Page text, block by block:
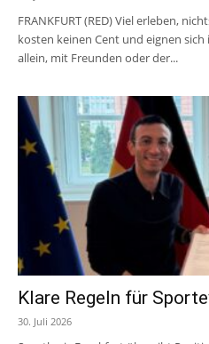
FRANKFURT (RED) Viel erleben,
kosten keinen Cent und eignen sich
allein, mit Freunden oder der...
Klare Regeln für
30. Juli 2026